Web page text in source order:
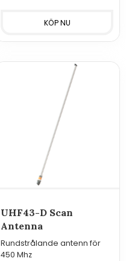
UHF43-D Scan
Antenna
Rundstrålande antenn för
450 Mhz